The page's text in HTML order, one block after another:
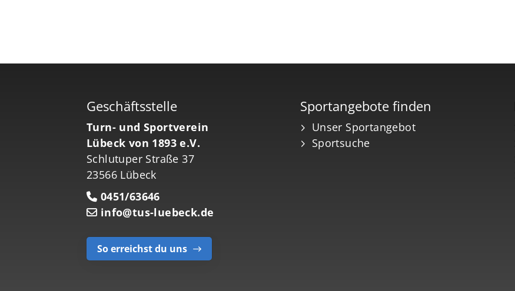
Geschäftsstelle
Turn- und Sportverein
Lübeck von 1893 e.V.
Schlutuper Straße 37
23566 Lübeck
0451/63646
info@tus-luebeck.de
So erreichst du uns
Sportangebote finden
Unser Sportangebot
Sportsuche